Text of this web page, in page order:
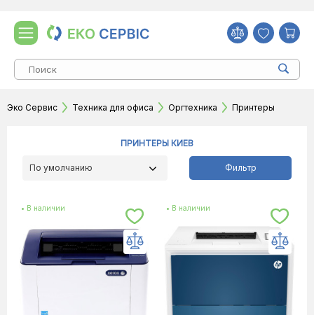
Эко Сервис Техника для офиса Оргтехника Принтеры
ПРИНТЕРЫ КИЕВ
Фильтр
По умолчанию
• В наличии • В наличии